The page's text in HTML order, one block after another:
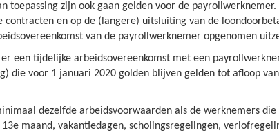
toepassing zijn ook gaan gelden voor de
contracten en op de (langere) uitsluiting van de
van de payrollwerknemer opgenomen
een tijdelijke arbeidsovereenkomst met een
die voor 1 januari 2020 golden blijven gelden tot afloop
dezelfde arbeidsvoorwaarden als de werknemers
maand, vakantiedagen, scholingsregelingen,